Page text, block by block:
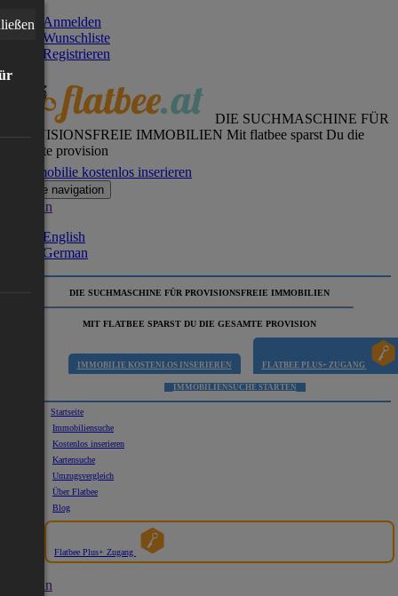
Anmelden
Wunschliste
Registrieren
DIE SUCHMASCHINE FÜR
PROVISIONSFREIE IMMOBILIEN Mit flatbee sparst Du die
gesamte provision
Immobilie kostenlos inserieren
Toggle navigation
German
English
German
DIE SUCHMASCHINE FÜR PROVISIONSFREIE IMMOBILIEN
MIT FLATBEE SPARST DU DIE GESAMTE PROVISION
IMMOBILIE KOSTENLOS INSERIEREN FLATBEE PLUS+ ZUGANG
IMMOBILIENSUCHE STARTEN
Startseite
Immobiliensuche
Kostenlos inserieren
Kartensuche
Umzugsvergleich
Über Flatbee
Blog
Flatbee Plus+ Zugang
German